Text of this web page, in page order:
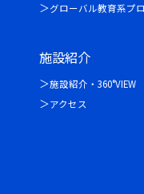
グローバル教育系プ
施設紹介
施設紹介・360°VIEW
アクセス